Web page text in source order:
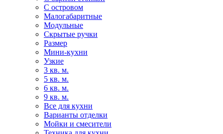
С островом
Малогабаритные
Модульные
Скрытые ручки
Размер
Мини-кухни
Узкие
3 кв. м.
5 кв. м.
6 кв. м.
9 кв. м.
Все для кухни
Варианты отделки
Мойки и смесители